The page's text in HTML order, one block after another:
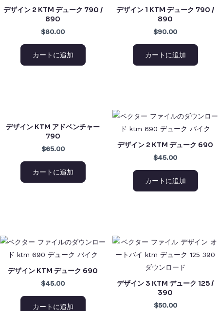
デザイン 2 KTM デューク 790 /
890
$80.00
カートに追加
デザイン 1 KTM デューク 790 /
890
$90.00
カートに追加
デザイン KTM アドベンチャー
790
$65.00
カートに追加
デザイン 2 KTM デューク 690
$45.00
カートに追加
デザイン KTM デューク 690
$45.00
カートに追加
デザイン 3 KTM デューク 125 /
390
$50.00